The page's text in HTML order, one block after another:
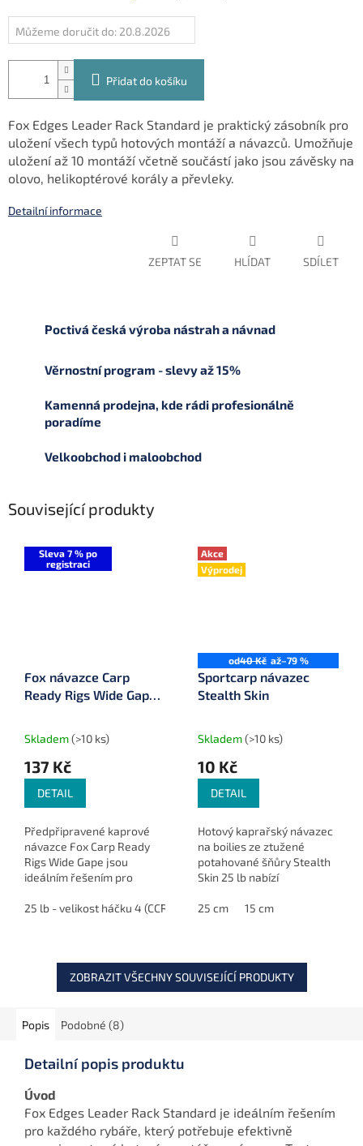
Můžeme doručit do: 20.8.2026
Přidat do košíku
Fox Edges Leader Rack Standard je praktický zásobník pro
uložení všech typů hotových montáží a návazců. Umožňuje
uložení až 10 montáží včetně součástí jako jsou závěsky na
olovo, helikoptérové korály a převleky.
Detailní informace
ZEPTAT SE HLÍDAT SDÍLET
Poctivá česká výroba nástrah a návnad
Věrnostní program - slevy až 15%
Kamenná prodejna, kde rádi profesionálně
poradíme
Velkoobchod i maloobchod
Související produkty
Sleva 7 % po
registraci
Fox návazce Carp
Ready Rigs Wide Gape
Skladem(>10 ks)
137 Kč
DETAIL
Předpřipravené kaprové
návazce Fox Carp Ready
Rigs Wide Gape jsou
ideálním řešením pro
maximálně efektivní a
25 lb - velikost háčku 4 (CCR192) 20 lb - velikost háčku 6
Akce
Výprodej
od40 Kč až–79 %
Sportcarp návazec
Stealth Skin
Skladem(>10 ks)
10 Kč
DETAIL
Hotový kaprařský návazec
na boilies ze ztužené
potahované šňůry Stealth
Skin 25 lb nabízí
nástrahy a vysokou
25 cm 15 cm
ZOBRAZIT VŠECHNY SOUVISEJÍCÍ PRODUKTY
Popis Podobné (8)
Detailní popis produktu
Úvod
Fox Edges Leader Rack Standard je ideálním řešením
pro každého rybáře, který potřebuje efektivně